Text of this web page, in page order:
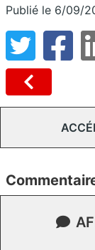
Publié le 6/09/